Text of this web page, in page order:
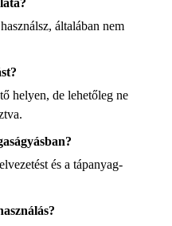
általában nem
helyen, de lehetőleg ne
és a tápanyag-